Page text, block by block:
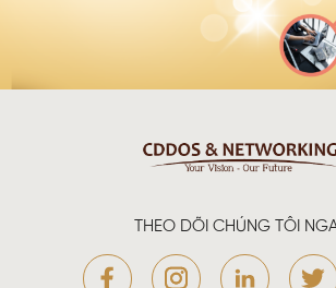
THEO DÕI CHÚNG TÔI